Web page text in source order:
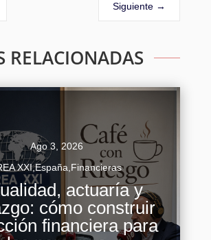
Siguiente →
RELACIONADAS
Ago 3, 2026
XXI,España,Financieras
actuaría y
cómo construir
financiera para
reivindica el modelo mutual y el
de la inteligencia artificial en el